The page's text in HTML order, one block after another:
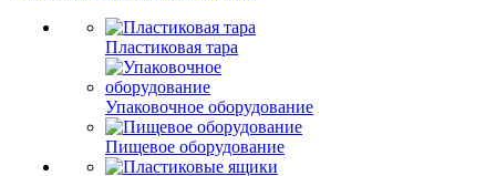
Пластиковая тара
Упаковочное оборудование
Пищевое оборудование